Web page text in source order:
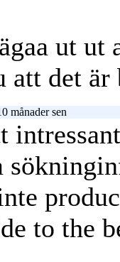
ut ut
det är
månader sen
to the